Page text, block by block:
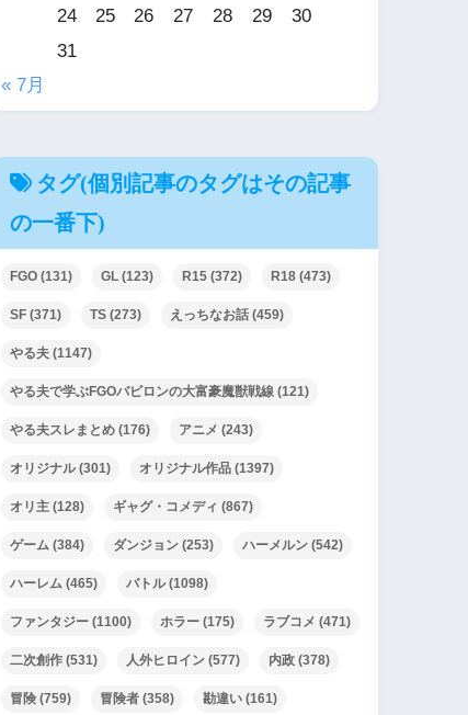
24
25 26 27 28 29
30
31
« 7月
タグ(個別記事のタグはその記事
の一番下)
FGO (131) GL (123) R15 (372) R18 (473)
SF (371) TS (273) えっちなお話 (459)
やる夫 (1147)
やる夫で学ぶFGOバビロンの大富豪魔獣戦線 (121)
やる夫スレまとめ (176) アニメ (243)
オリジナル(301) オリジナル作品 (1397)
オリ主 (128) ギャグ・コメディ (867)
ゲーム (384) ダンジョン (253) ハーメルン (542)
ハーレム (465) バトル(1098)
ファンタジー (1100) ホラー (175) ラブコメ (471)
二次創作 (531) 人外ヒロイン (577) 内政 (378)
冒険 (759) 冒険者 (358) 勘違い (161)